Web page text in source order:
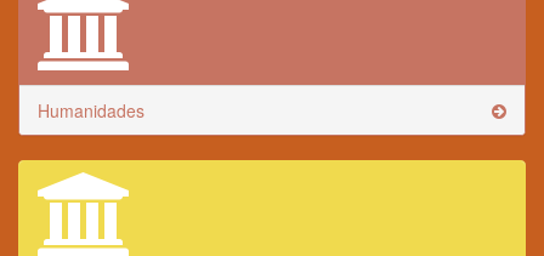
Humanidades